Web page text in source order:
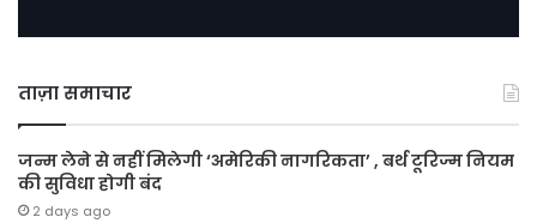
ताज़ा समाचार
जन्म लेने से नहीं मिलेगी ‘अमेरिकी नागरिकता’ , बर्थ टूरिज्म नियम
की सुविधा होगी बंद
2 days ago